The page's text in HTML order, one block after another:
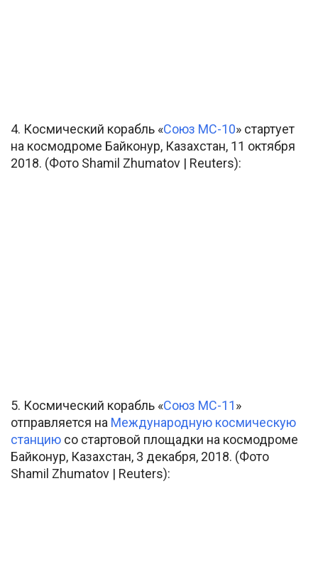
4. Космический корабль «Союз МС-10» стартует
на космодроме Байконур, Казахстан, 11 октября
2018. (Фото Shamil Zhumatov | Reuters):
5. Космический корабль «Союз МС-11»
отправляется на Международную космическую
станцию со стартовой площадки на космодроме
Байконур, Казахстан, 3 декабря, 2018. (Фото
Shamil Zhumatov | Reuters):